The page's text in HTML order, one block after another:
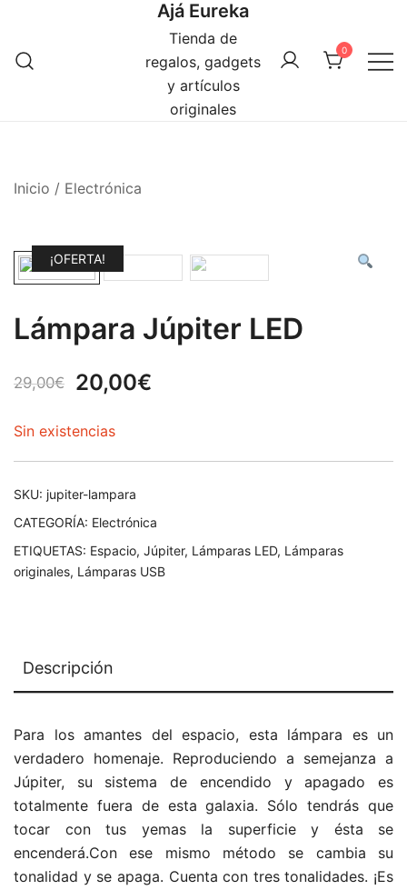
contenido
Ajá Eureka
Tienda de
regalos, gadgets
y artículos
originales
0
Inicio / Electrónica
¡OFERTA!
Lámpara Júpiter LED
29,00€
El
original
era:
29,00€.
20,00€
actual
20,00€.
Sin existencias
SKU: jupiter-lampara
CATEGORÍA: Electrónica
ETIQUETAS: Espacio, Júpiter, Lámparas LED, Lámparas
originales, Lámparas USB
Descripción
Para los amantes del espacio, esta lámpara es un
verdadero homenaje. Reproduciendo a semejanza a
Júpiter, su sistema de encendido y apagado es
totalmente fuera de esta galaxia. Sólo tendrás que
tocar con tus yemas la superficie y ésta se
encenderá.Con ese mismo método se cambia su
tonalidad y se apaga. Cuenta con tres tonalidades. ¡Es